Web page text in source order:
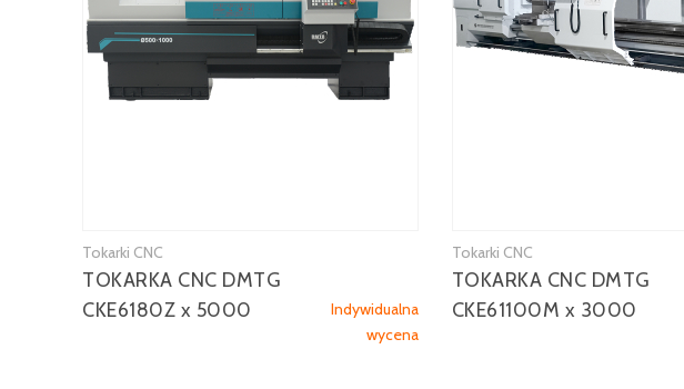
Tokarki CNC
TOKARKA CNC DMTG
CKE6180Z x 5000
Indywidualna
wycena
Tokarki CNC
TOKARKA CNC DMTG
CKE61100M x 3000